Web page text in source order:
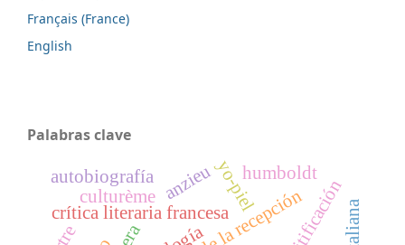
Français (France)
English
Palabras clave
crítica literaria francesa mitificación
yo-piel
anzieu
culturème
autobiografía humboldt